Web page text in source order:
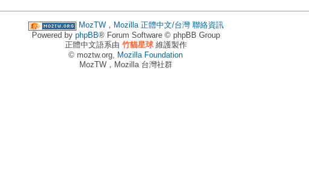
MozTW，Mozilla 正體中文/台灣 聯絡資訊
Powered by phpBB® Forum Software © phpBB Group
正體中文語系由 竹貓星球維護製作
© moztw.org, Mozilla Foundation
MozTW，Mozilla 台灣社群